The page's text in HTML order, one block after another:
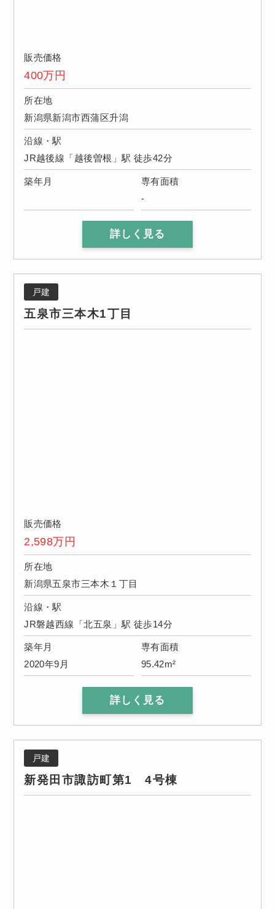
販売価格
400万円
所在地
新潟県新潟市西蒲区升潟
沿線・駅
JR越後線「越後曽根」駅 徒歩42分
築年月
専有面積
-
詳しく見る
戸建
五泉市三本木1丁目
販売価格
2,598万円
所在地
新潟県五泉市三本木１丁目
沿線・駅
JR磐越西線「北五泉」駅 徒歩14分
築年月
2020年9月
専有面積
95.42m²
詳しく見る
戸建
新発田市諏訪町第1 4号棟